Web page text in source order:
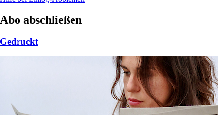
Abo abschließen
Gedruckt